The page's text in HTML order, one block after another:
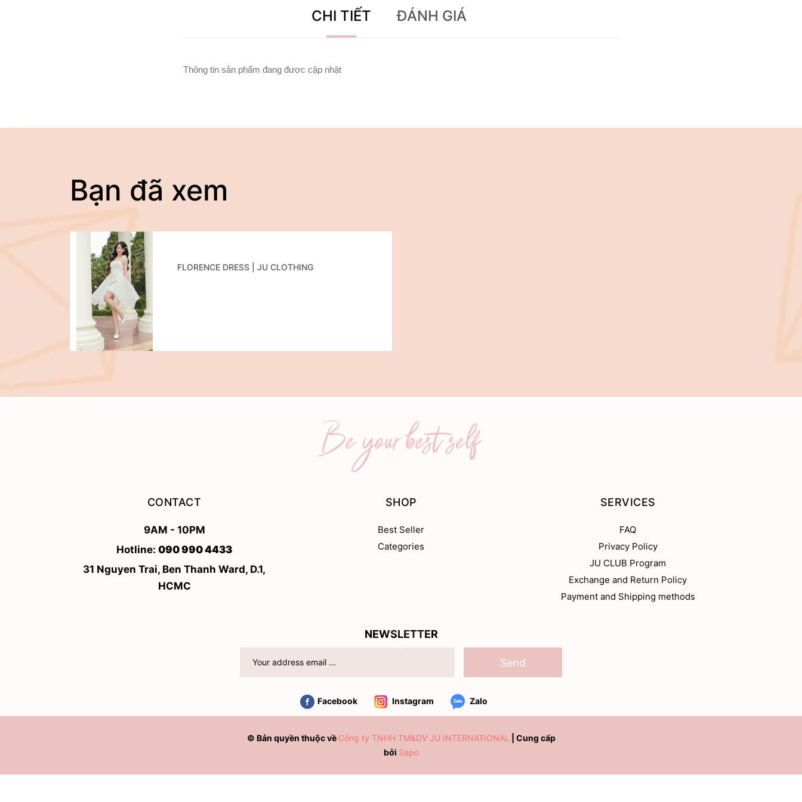
CHI TIẾT ĐÁNH GIÁ
Thông tin sản phẩm đang được cập nhật
Bạn đã xem
FLORENCE DRESS | JU CLOTHING
CONTACT
9AM - 10PM
Hotline: 090 990 4433
31 Nguyen Trai, Ben Thanh Ward, D.1,
HCMC
SHOP
Best Seller
Categories
SERVICES
FAQ
Privacy Policy
JU CLUB Program
Exchange and Return Policy
Payment and Shipping methods
NEWSLETTER
Send
Facebook Instagram Zalo
© Bản quyền thuộc về Công ty TNHH TM&DV JU INTERNATIONAL
Cung cấp
bởi Sapo